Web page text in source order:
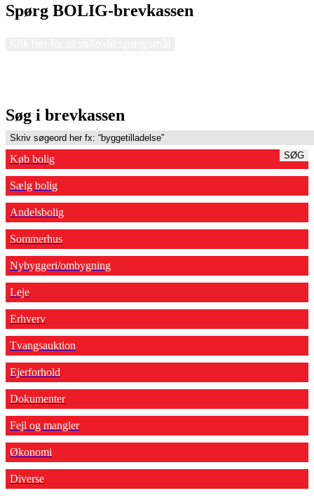
Spørg BOLIG-brevkassen
Søg i brevkassen
SØG
Køb bolig
Sælg bolig
Andelsbolig
Sommerhus
Nybyggeri/ombygning
Leje
Erhverv
Tvangsauktion
Ejerforhold
Dokumenter
Fejl og mangler
Økonomi
Diverse